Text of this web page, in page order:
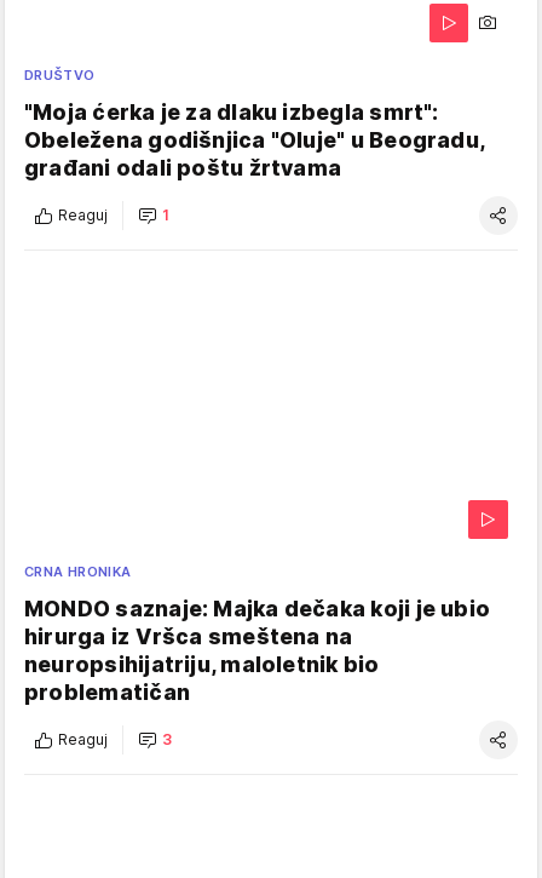
DRUŠTVO
"Moja ćerka je za dlaku izbegla smrt":
Obeležena godišnjica "Oluje" u Beogradu,
građani odali poštu žrtvama
Reaguj 1
CRNA HRONIKA
MONDO saznaje: Majka dečaka koji je ubio
hirurga iz Vršca smeštena na
neuropsihijatriju, maloletnik bio
problematičan
Reaguj 3